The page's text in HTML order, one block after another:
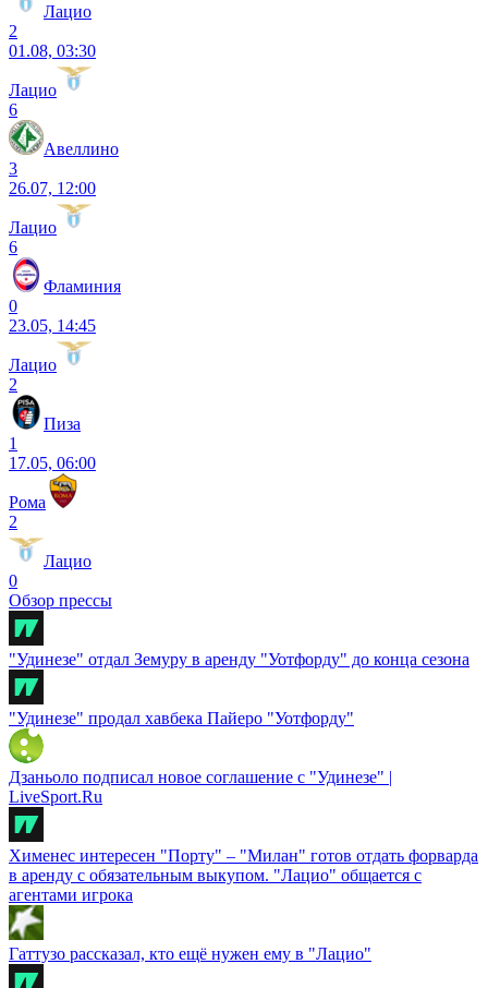
Лацио
2
01.08, 03:30
Лацио
6
Авеллино
3
26.07, 12:00
Лацио
6
Фламиния
0
23.05, 14:45
Лацио
2
Пиза
1
17.05, 06:00
Рома
2
Лацио
0
Обзор прессы
"Удинезе" отдал Земуру в аренду "Уотфорду" до конца сезона
"Удинезе" продал хавбека Пайеро "Уотфорду"
Дзаньоло подписал новое соглашение с "Удинезе" |
LiveSport.Ru
Хименес интересен "Порту" – "Милан" готов отдать форварда
в аренду с обязательным выкупом. "Лацио" общается с
агентами игрока
Гаттузо рассказал, кто ещё нужен ему в "Лацио"